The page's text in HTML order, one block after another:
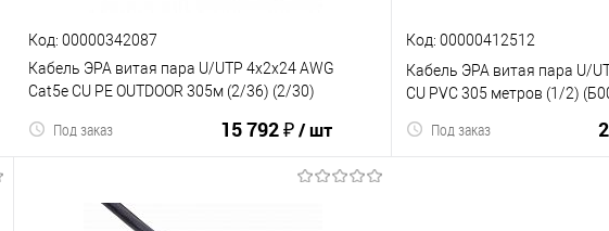
Код: 00000342087
Кабель ЭРА витая пара U/UTP 4x2x24 AWG
Cat5e CU PE OUTDOOR 305м (2/36) (2/30)
15 792 ₽/ шт
Под заказ
Код: 00000412512
Кабель ЭРА витая пара U/
CU PVC 305 метров (1/2)
Под заказ